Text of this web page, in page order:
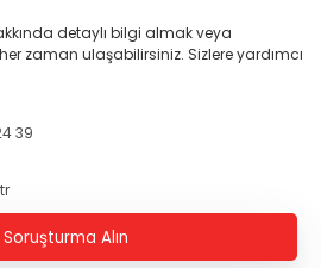
detaylı bilgi almak veya
zaman ulaşabilirsiniz. Sizlere yardımcı
39
Soruşturma Alın